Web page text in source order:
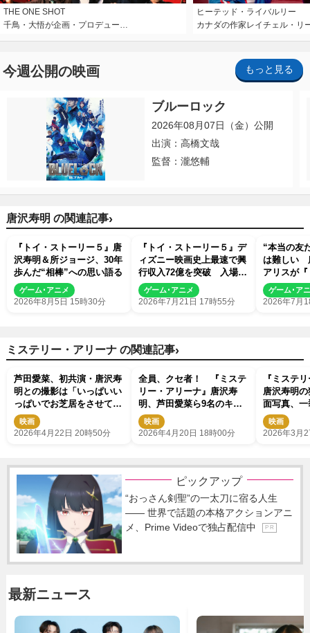
THE ONE SHOT
千鳥・大悟が企画・プロデュー…
ヒーテッド・ライバルリー
カナダの作家レイチェル・リ
今週公開の映画 もっと見る
ブルーロック
2026年08月07日（金）公開
出演：高橋文哉
監督：瀧悠輔
唐沢寿明 の関連記事›
『トイ・ストーリー５』唐
沢寿明＆所ジョージ、30年
歩んだ“相棒”への思い語る
ゲーム･アニメ
2026年8月5日 15時30分
『トイ・ストーリー５』デ
ィズニー映画史上最速で興
行収入72億を突破 入場特
典第2弾も発表に
ゲーム･アニメ
2026年7月21日 17時55分
“本当の友
は難しい
アリスが
ー５』を語
ゲーム･ア
2026年7月
ミステリー・アリーナ の関連記事›
芦田愛菜、初共演・唐沢寿
明との撮影は「いっぱいい
っぱいでお芝居をさせてい
ただいた」
映画
2026年4月22日 20時50分
全員、クセ者！ 『ミステ
リー・アリーナ』唐沢寿
明、芦田愛菜ら9名のキャ
ラビジュ＆動画解禁
映画
2026年4月20日 18時00分
『ミステ
唐沢寿明
面写真、
映画
2026年3月
ピックアップ
“おっさん剣聖”の一太刀に宿る人生
―― 世界で話題の本格アクションアニ
メ、Prime Videoで独占配信中
P R
最新ニュース